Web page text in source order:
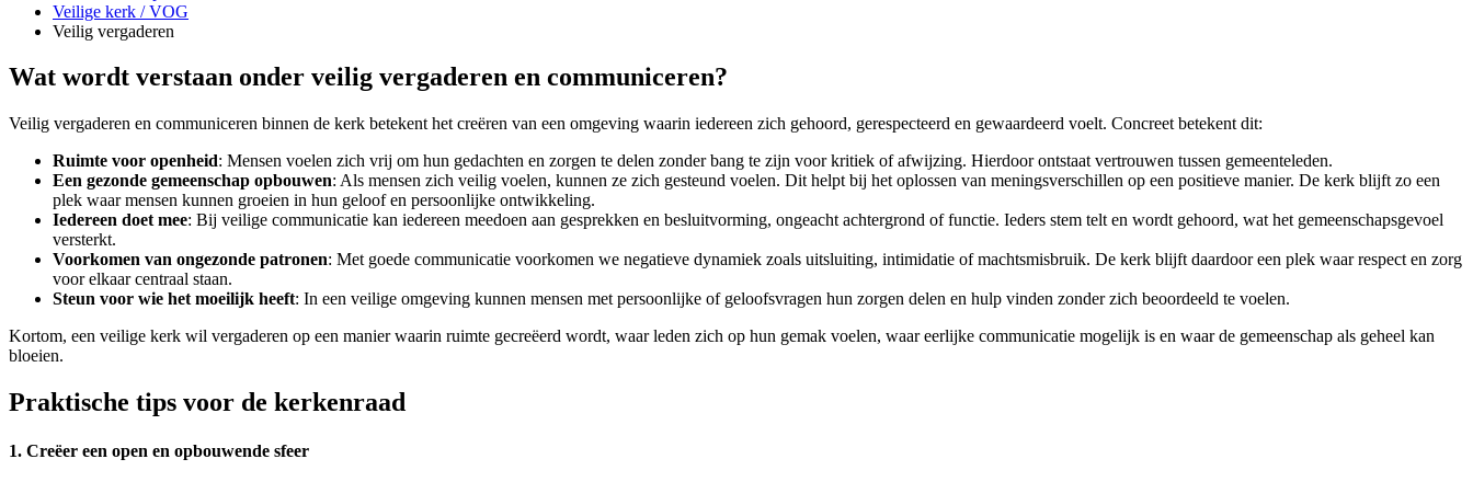
Veilige kerk / VOG
Veilig vergaderen
Wat wordt verstaan onder veilig vergaderen en communiceren?
Veilig vergaderen en communiceren binnen de kerk betekent het creëren van een omgeving waarin iedereen zich gehoord, gerespecteerd en gewaardeerd voelt. Concreet betekent dit:
Ruimte voor openheid: Mensen voelen zich vrij om hun gedachten en zorgen te delen zonder bang te zijn voor kritiek of afwijzing. Hierdoor ontstaat vertrouwen tussen gemeenteleden.
Een gezonde gemeenschap opbouwen: Als mensen zich veilig voelen, kunnen ze zich gesteund voelen. Dit helpt bij het oplossen van meningsverschillen op een positieve manier. De kerk blijft zo een
plek waar mensen kunnen groeien in hun geloof en persoonlijke ontwikkeling.
Iedereen doet mee: Bij veilige communicatie kan iedereen meedoen aan gesprekken en besluitvorming, ongeacht achtergrond of functie. Ieders stem telt en wordt gehoord, wat het gemeenschapsgevoel
versterkt.
Voorkomen van ongezonde patronen: Met goede communicatie voorkomen we negatieve dynamiek zoals uitsluiting, intimidatie of machtsmisbruik. De kerk blijft daardoor een plek waar respect en zorg
voor elkaar centraal staan.
Steun voor wie het moeilijk heeft: In een veilige omgeving kunnen mensen met persoonlijke of geloofsvragen hun zorgen delen en hulp vinden zonder zich beoordeeld te voelen.
Kortom, een veilige kerk wil vergaderen op een manier waarin ruimte gecreëerd wordt, waar leden zich op hun gemak voelen, waar eerlijke communicatie mogelijk is en waar de gemeenschap als geheel kan
bloeien.
Praktische tips voor de kerkenraad
1. Creëer een open en opbouwende sfeer